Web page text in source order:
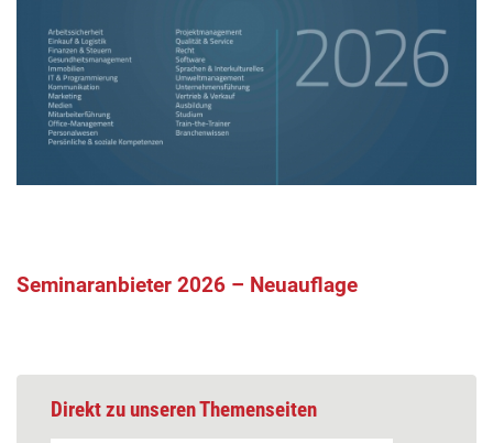
Seminaranbieter 2026 – Neuauflage
Direkt zu unseren Themenseiten